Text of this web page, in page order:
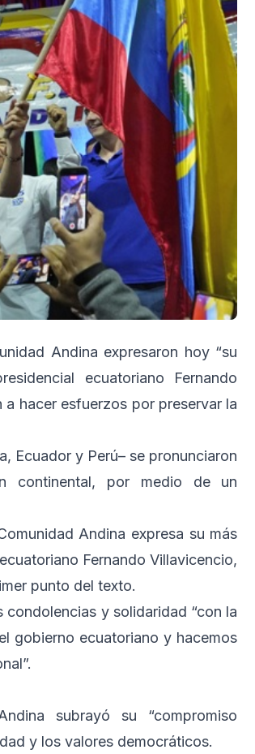
Andina expresaron hoy “su
ecuatoriano Fernando
hacer esfuerzos por preservar la
Ecuador y Perú– se pronunciaron
continental, por medio de un
Andina expresa su más
Fernando Villavicencio,
punto del texto.
y solidaridad “con la
gobierno ecuatoriano y hacemos
subrayó su “compromiso
y los valores democráticos.